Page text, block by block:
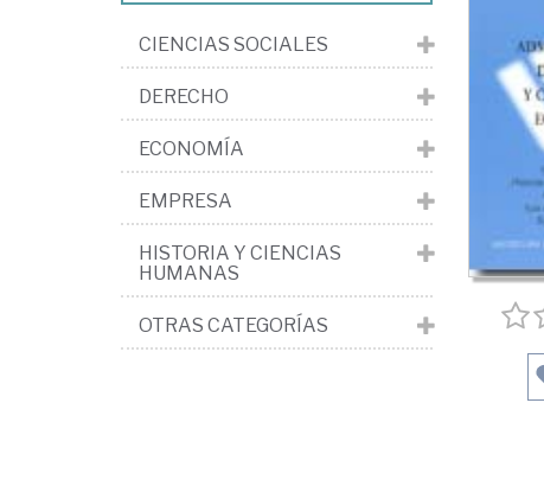
CIENCIAS SOCIALES
DERECHO
ECONOMÍA
EMPRESA
HISTORIA Y CIENCIAS
HUMANAS
OTRAS CATEGORÍAS